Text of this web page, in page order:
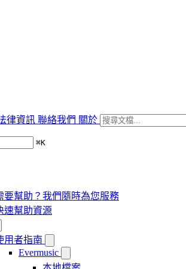
律資訊 聯絡我們 關於
⌘K
要幫助？我們隨時為您服務
速幫助資源
用者指南
Evermusic